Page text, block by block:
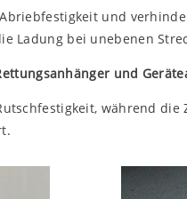
und
Ladung bei unebenen
und
während